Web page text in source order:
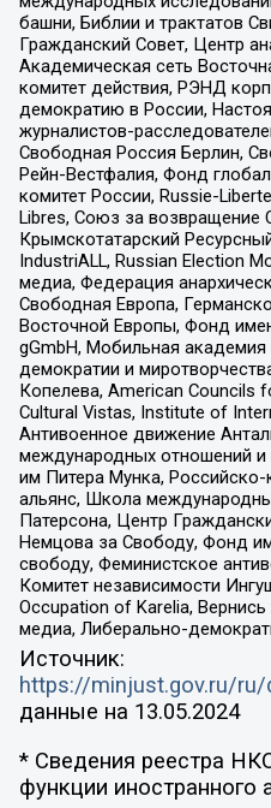
башни, Библии и трактатов
Гражданский Совет, Центр
Академическая сеть
комитет действия, РЭНД
демократию в России,
журналистов-
Свободная Россия Берлин,
Рейн-Вестфалия, Фонд
комитет России, Russie-
Libres, Союз за возвращение
Крымскотатарский
IndustriALL, Russian Election
медиа, Федерация
Свободная Европа,
Восточной Европы, Фонд
gGmbH, Мобильная
демократии и
Копелева, American Councils
Cultural Vistas, Institute of
Антивоенное движение
международных отношений и
им Питера Мунка,
альянс, Школа
Патерсона, Центр
Немцова за Свободу, Фонд
свободу, Феминистское
Комитет независимости
Occupation of Karelia,
медиа, Либерально-
Источник:
https://minjust.gov.ru/
данные на 13.05.2024
* Сведения реестра
функции иностранного